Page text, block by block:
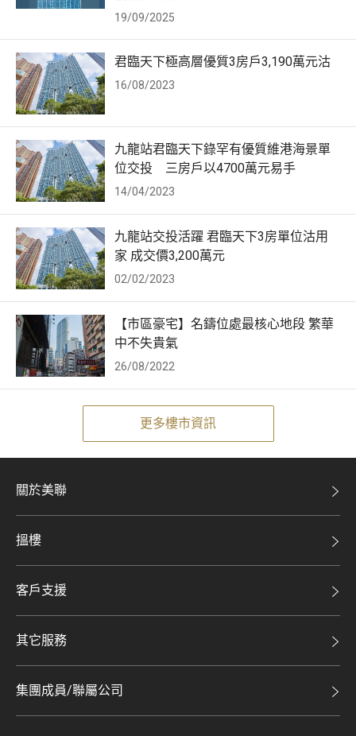
更多樓市資訊
19/09/2025
君臨天下極高層優質3房戶3,190萬元沽
16/08/2023
九龍站君臨天下錄罕有優質維港海景單
位交投 三房戶以4700萬元易手
14/04/2023
九龍站交投活躍 君臨天下3房單位沽用
家 成交價3,200萬元
02/02/2023
【市區豪宅】名鑄位處最核心地段 繁華
中不失貴氣
26/08/2022
關於美聯
美聯集團
集團動態
人才招募
網站地圖
搵樓
二手盤
買賣流程
客戶支援
自助放盤
豪宅分行
查詢熱線
其它服務
豪宅資訊
集團成員/聯屬公司